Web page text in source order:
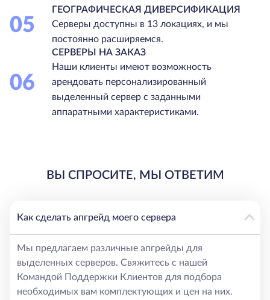
05
ГЕОГРАФИЧЕСКАЯ ДИВЕРСИФИКАЦИЯ
Серверы доступны в 13 локациях, и мы
постоянно расширяемся.
06
СЕРВЕРЫ НА ЗАКАЗ
Наши клиенты имеют возможность
арендовать персонализированный
выделенный сервер с заданными
аппаратными характеристиками.
ВЫ СПРОСИТЕ, МЫ ОТВЕТИМ
Как сделать апгрейд моего сервера
Мы предлагаем различные апгрейды для
выделенных серверов. Свяжитесь с нашей
Командой Поддержки Клиентов для подбора
необходимых вам комплектующих и цен на них.